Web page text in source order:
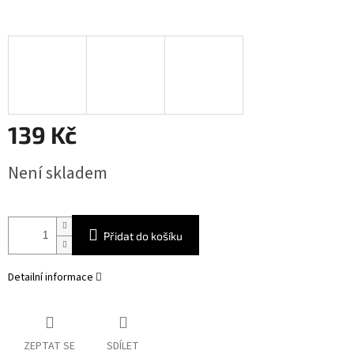
139 Kč
cena:
Není skladem
Přidat do košíku
Detailní informace
ZEPTAT SE SDÍLET